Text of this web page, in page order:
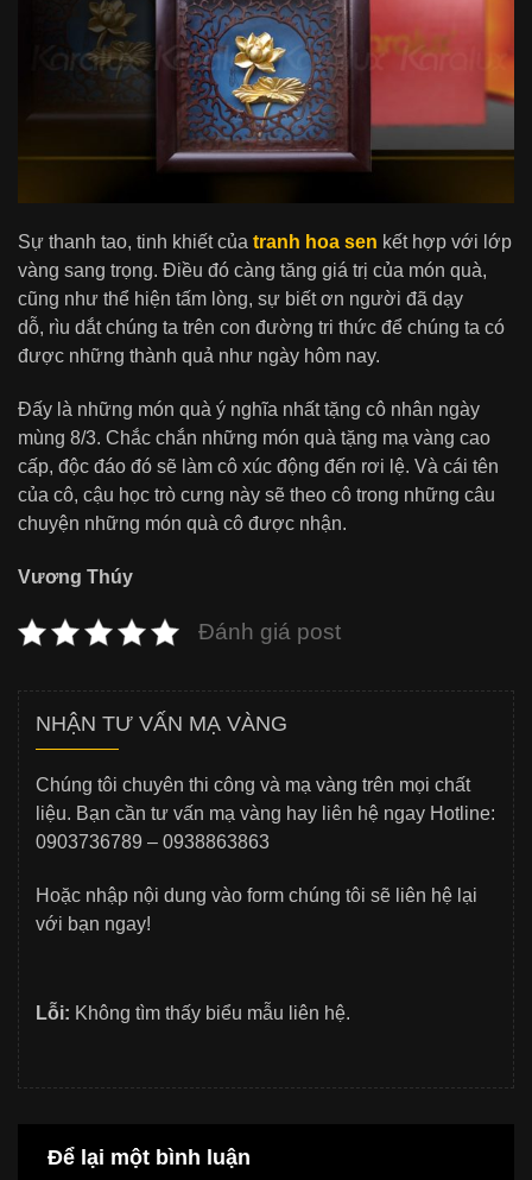
Sự thanh tao, tinh khiết của tranh hoa sen kết hợp với lớp
vàng sang trọng. Điều đó càng tăng giá trị của món quà,
cũng như thể hiện tấm lòng, sự biết ơn người đã dạy
dỗ, rìu dắt chúng ta trên con đường tri thức để chúng ta có
được những thành quả như ngày hôm nay.
Đấy là những món quà ý nghĩa nhất tặng cô nhân ngày
mùng 8/3. Chắc chắn những món quà tặng mạ vàng cao
cấp, độc đáo đó sẽ làm cô xúc động đến rơi lệ. Và cái tên
của cô, cậu học trò cưng này sẽ theo cô trong những câu
chuyện những món quà cô được nhận.
Vương Thúy
Đánh giá post
NHẬN TƯ VẤN MẠ VÀNG
Chúng tôi chuyên thi công và mạ vàng trên mọi chất
liệu. Bạn cần tư vấn mạ vàng hay liên hệ ngay Hotline:
0903736789 – 0938863863
Hoặc nhập nội dung vào form chúng tôi sẽ liên hệ lại
với bạn ngay!
Lỗi: Không tìm thấy biểu mẫu liên hệ.
Để lại một bình luận